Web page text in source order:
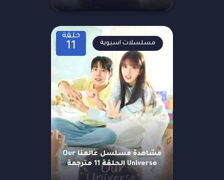
حلقة
11
مشاهدة مسلسل عالمنا Our
Universe الحلقة 11 مترجمة
مسلسلات اسيوية